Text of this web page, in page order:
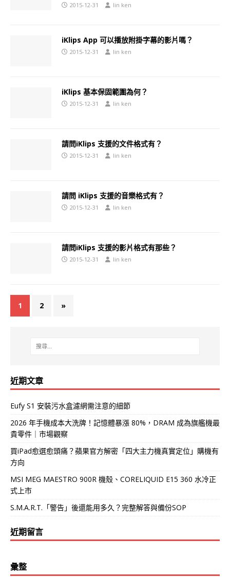
2015-12-31 lin ken
iKlips App 可以播放附掛字幕的影片嗎？
2015-12-31 lin ken
iKlips 基本保固範圍為何？
2015-12-31 lin ken
請問iKlips 支援的文件格式有？
2015-12-31 lin ken
請問 iKlips 支援的音樂格式有？
2015-12-31 lin ken
請問iKlips 支援的影片格式有那些？
2015-12-31 lin ken
1 2 »
近期文章
Eufy S1 安裝污水盒濾網需注意的細節
2026 年手機成本大洗牌！記憶體暴漲 80%，DRAM 成為旗艦機最
貴零件｜市場觀察
買iPad愈選愈頭痛？蘋果官方解密「四大主力機真實定位」購機有
方向
MSI MEG MAESTRO 900R 機殼、CORELIQUID E15 360 水冷正
式上市
S.M.A.R.T.「警告」後還能用多久？完整解答與備份SOP
近期留言
彙整